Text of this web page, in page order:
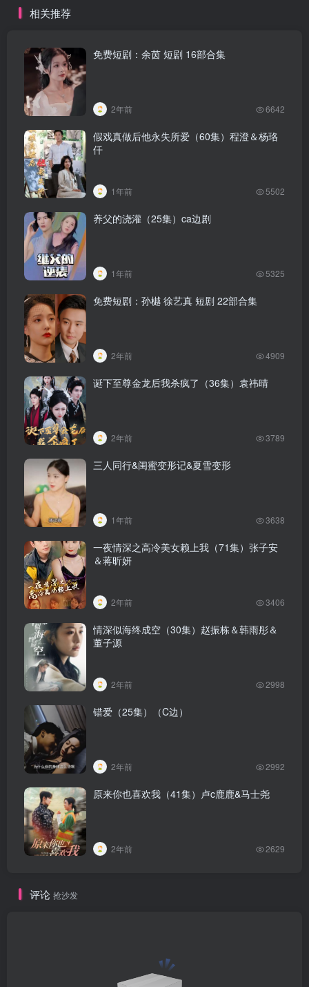
相关推荐
免费短剧：余茵 短剧 16部合集
2年前 6642
假戏真做后他永失所爱（60集）程澄＆杨珞
仟
1年前 5502
养父的浇灌（25集）ca边剧
1年前 5325
免费短剧：孙樾 徐艺真 短剧 22部合集
2年前 4909
诞下至尊金龙后我杀疯了（36集）袁祎晴
2年前 3789
三人同行&闺蜜变形记&夏雪变形
1年前 3638
一夜情深之高冷美女赖上我（71集）张子安
＆蒋昕妍
2年前 3406
情深似海终成空（30集）赵振栋＆韩雨彤＆
董子源
2年前 2998
错爱（25集）（C边）
2年前 2992
原来你也喜欢我（41集）卢c鹿鹿&马士尧
2年前 2629
评论 抢沙发